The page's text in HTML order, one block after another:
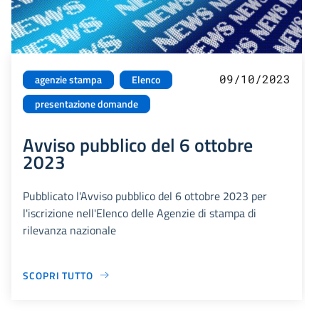
agenzie stampa
Elenco
presentazione domande
09/10/2023
Avviso pubblico del 6 ottobre
2023
Pubblicato l'Avviso pubblico del 6 ottobre 2023 per
l'iscrizione nell'Elenco delle Agenzie di stampa di
rilevanza nazionale
SCOPRI TUTTO